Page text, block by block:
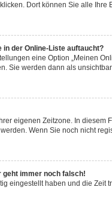
Dort können Sie alle Ihre
in der Online-Liste auftaucht?
eine Option „Meinen
Sie werden dann als
eigenen Zeitzone. In
Wenn Sie noch nicht
geht immer noch falsch!
eingestellt haben und die